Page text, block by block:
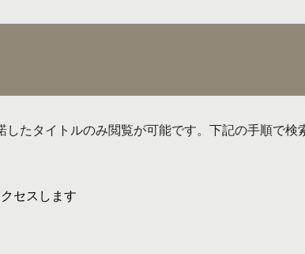
たタイトルのみ閲覧が可能です。下記の手順で検
セスします